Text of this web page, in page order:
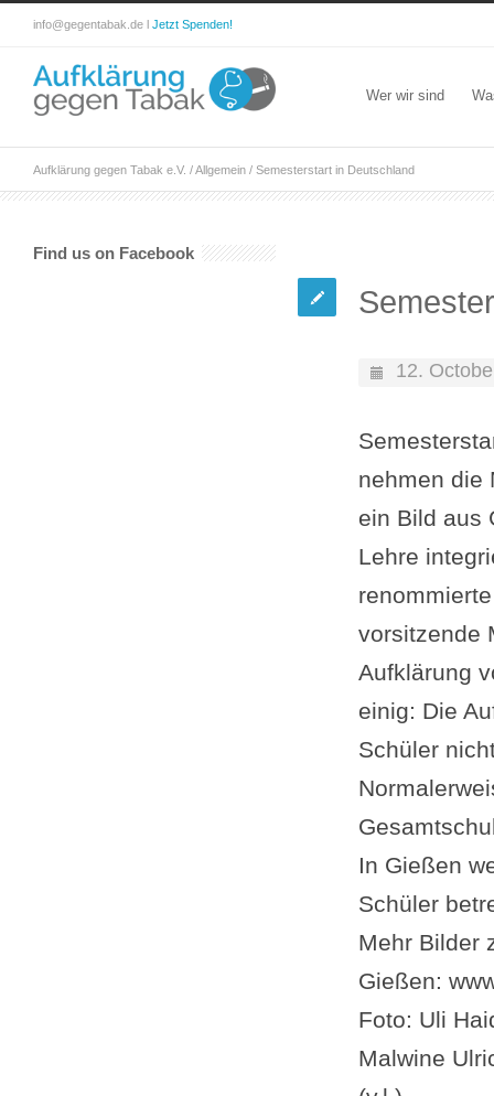
info@gegentabak.de l Jetzt Spenden!
Wer wir sind
Aufklärung gegen Tabak e.V. /Allgemein / Semesterstart in Deutschland
12.
nehmen die
ein Bild aus
Lehre
vorsitzende
Aufklärung
einig: Die
Schüler
In Gießen
Schüler
Mehr Bilder
Gießen:
Foto: Uli
Malwine
Find us on Facebook